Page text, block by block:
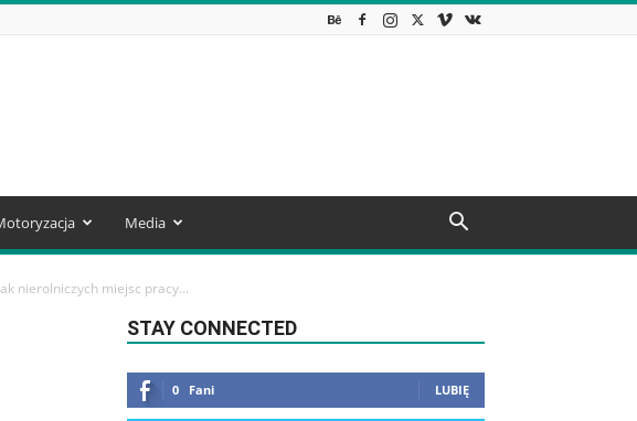
Media
nierolniczych miejsc pracy...
STAY CONNECTED
0 Fani LUBIĘ